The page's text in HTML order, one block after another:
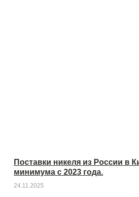
Поставки никеля из России в
минимума с 2023 года.
24.11.2025